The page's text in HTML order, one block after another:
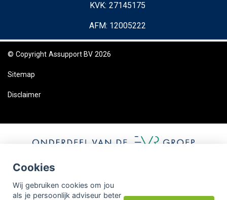
Cookies
Wij gebruiken cookies om jou
als je persoonlijk adviseur beter
KVK: 27145175
AFM: 12005222
© Copyright Assupport BV 2026
Sitemap
Disclaimer